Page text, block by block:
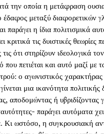
την οποία η μετάφραση
έδαφος μεταξύ διαφορετικών
παράγει η ίδια πολιτισμικά
κριτικά τις δυιστικές θεωρίες
ότι στηρίζουν ιδεολογικά
πετιέται και αυτό μαζί με
ο αγωνιστικός
μια ικανότητα
αποδομώντας ή υβριδίζοντας
παράγει αυτόματα
Κι ωστόσο, η συγκρουσιακή